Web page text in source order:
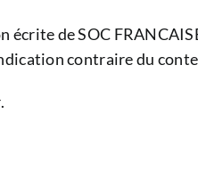
de SOC
contraire du